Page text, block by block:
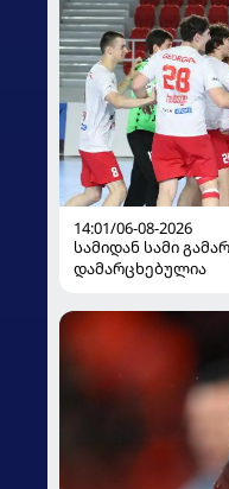
14:01/06-08-2026
სამიდან სამი
დამარცხებულია